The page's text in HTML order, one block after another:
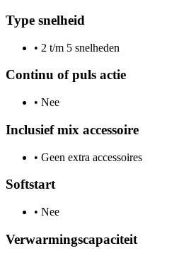
Type snelheid
• 2 t/m 5 snelheden
Continu of puls actie
• Nee
Inclusief mix accessoire
• Geen extra accessoires
Softstart
• Nee
Verwarmingscapaciteit